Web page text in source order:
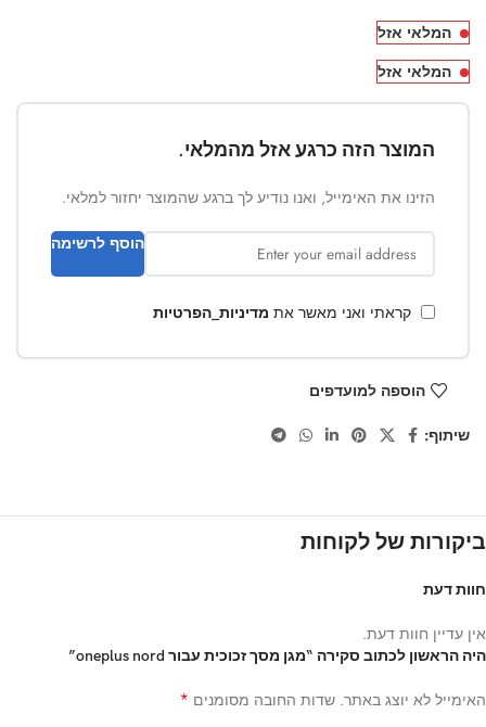
המלאי אזל
המלאי אזל
המוצר הזה כרגע אזל מהמלאי.
הזינו את האימייל, ואנו נודיע לך ברגע שהמוצר יחזור למלאי.
הוסף לרשימה
קראתי ואני מאשר את מדיניות_הפרטיות
הוספה למועדפים
שיתוף:
ביקורות של לקוחות
חוות דעת
אין עדיין חוות דעת.
היה הראשון לכתוב סקירה “מגן מסך זכוכית עבור oneplus nord”
האימייל לא יוצג באתר. שדות החובה מסומנים *